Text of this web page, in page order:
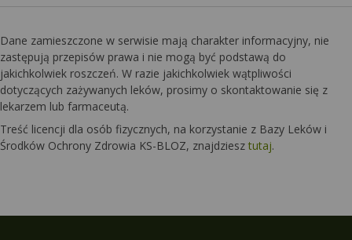
Dane zamieszczone w serwisie mają charakter informacyjny, nie
zastępują przepisów prawa i nie mogą być podstawą do
jakichkolwiek roszczeń. W razie jakichkolwiek wątpliwości
dotyczących zażywanych leków, prosimy o skontaktowanie się z
lekarzem lub farmaceutą.
Treść licencji dla osób fizycznych, na korzystanie z Bazy Leków i
Środków Ochrony Zdrowia KS-BLOZ, znajdziesz tutaj.